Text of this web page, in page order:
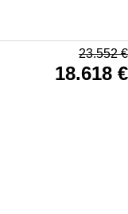
23.552€
18.618 €